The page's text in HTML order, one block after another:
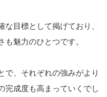
目標として掲げており、
魅力のひとつです。
で、それぞれの強みがより
完成度も高まっていくでし